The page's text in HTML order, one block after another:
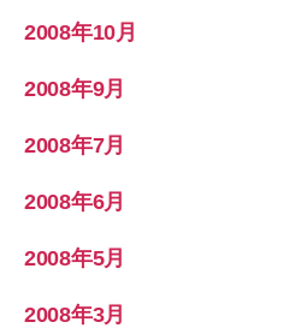
2008年10月
2008年9月
2008年7月
2008年6月
2008年5月
2008年3月